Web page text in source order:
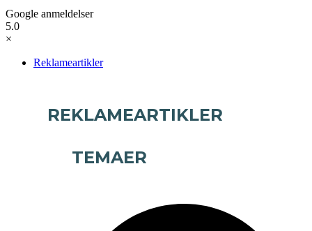
Google anmeldelser
5.0
×
Reklameartikler
REKLAMEARTIKLER
TEMAER